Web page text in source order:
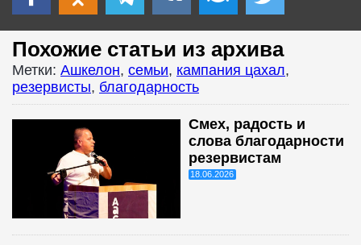
Похожие статьи из архива
Метки: Ашкелон, семьи, кампания цахал,
резервисты, благодарность
Смех, радость и
слова благодарности
резервистам
18.06.2026